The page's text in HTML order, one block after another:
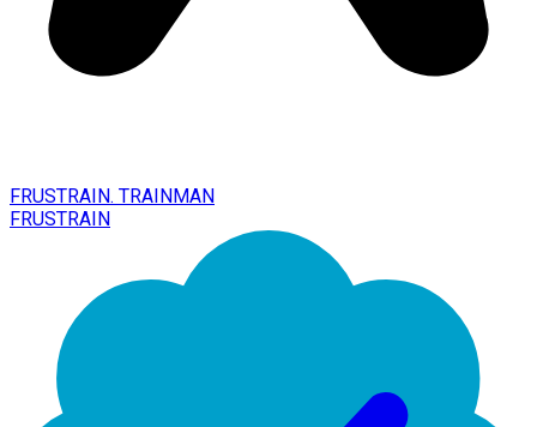
FRUSTRAIN. TRAINMAN
FRUSTRAIN